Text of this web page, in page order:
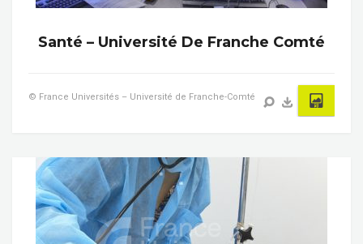
Santé – Université De Franche Comté
© France Universités – Université de Franche-Comté